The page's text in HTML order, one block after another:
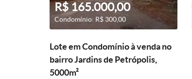
R$ 165.000,00
Condomínio: R$ 300,00
Lote em Condomínio à venda no
bairro Jardins de Petrópolis,
5000m²